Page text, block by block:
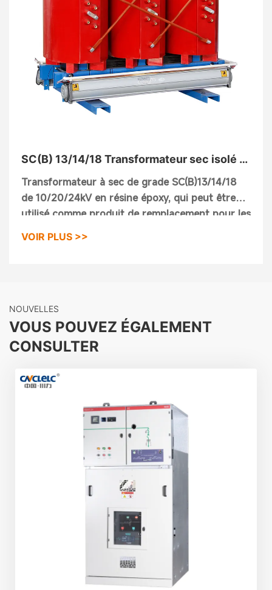
SC(B) 13/14/18 Transformateur sec isolé à
la résine
Transformateur à sec de grade SC(B)13/14/18
de 10/20/24kV en résine époxy, qui peut être
utilisé comme produit de remplacement pour les
s'agit du produit le plus performant parmi tous
hauteur, centres d'affaires, théâtres, hôpitaux,
hôtels, tunnels, métros, gares, docks, aéroports,
centrales électriques souterraines, salles d'essai,
sous-stations combinées et autres lieux
importants.
VOIR PLUS >>
NOUVELLES
VOUS POUVEZ ÉGALEMENT
CONSULTER